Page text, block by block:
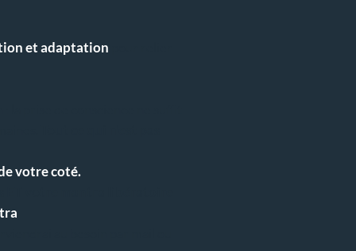
et adaptation
votre coté.